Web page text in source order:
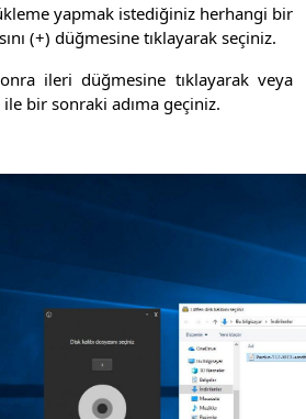
yapmak istediğiniz herhangi bir
(+) düğmesine tıklayarak seçiniz.
ileri düğmesine tıklayarak veya
bir sonraki adıma geçiniz.